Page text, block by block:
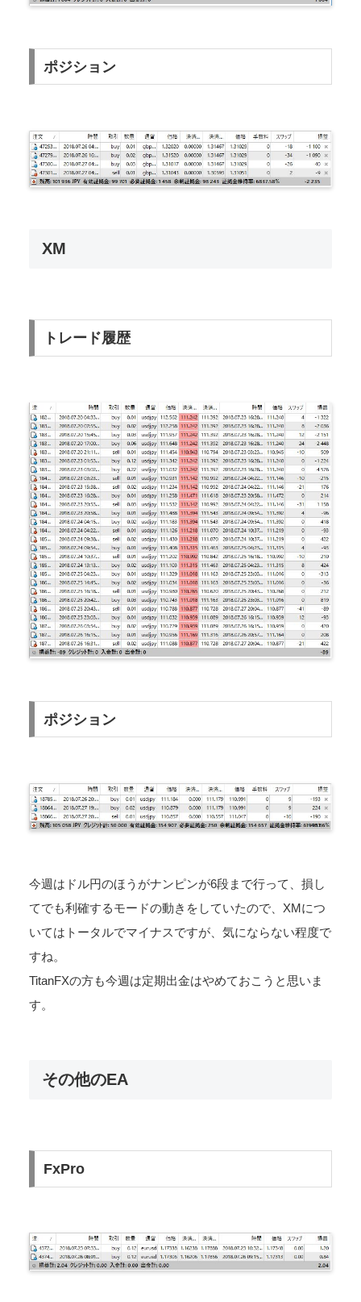
ポジション
XM
トレード履歴
ポジション
今週はドル円のほうがナンピンが6段まで行って、損し
てでも利確するモードの動きをしていたので、XMにつ
いてはトータルでマイナスですが、気にならない程度で
すね。
TitanFXの方も今週は定期出金はやめておこうと思いま
す。
その他のEA
FxPro